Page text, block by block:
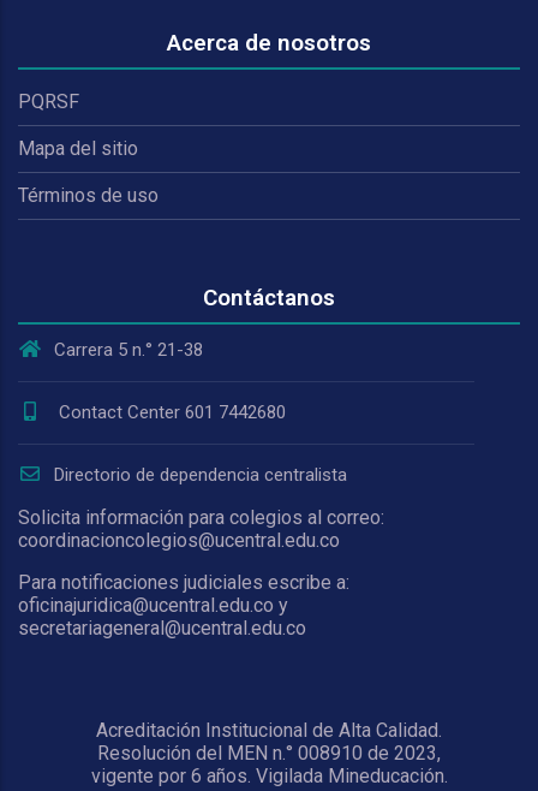
Acerca de nosotros
PQRSF
Mapa del sitio
Términos de uso
Contáctanos
Carrera 5 n.° 21-38
Contact Center 601 7442680
Directorio de dependencia centralista
Solicita información para colegios al correo:
coordinacioncolegios@ucentral.edu.co
Para notificaciones judiciales escribe a:
oficinajuridica@ucentral.edu.co y
secretariageneral@ucentral.edu.co
Acreditación Institucional de Alta Calidad.
Resolución del MEN n.° 008910 de 2023,
vigente por 6 años. Vigilada Mineducación.